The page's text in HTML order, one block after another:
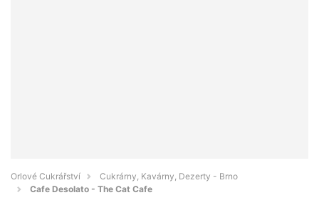
Orlové Cukrářství
Cukrárny, Kavárny, Dezerty - Brno
Cafe Desolato - The Cat Cafe